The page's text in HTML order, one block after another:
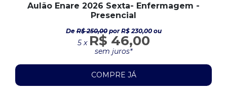
Aulão Enare 2026 Sexta- Enfermagem -
Presencial
DeR$ 250,00por R$ 230,00 ou
5 x R$ 46,00
sem juros*
COMPRE JÁ